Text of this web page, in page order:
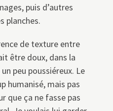
puis d’autres
planches.
de texture entre
être doux, dans la
peu poussiéreux. Le
humanisé, mais pas
que ça ne fasse pas